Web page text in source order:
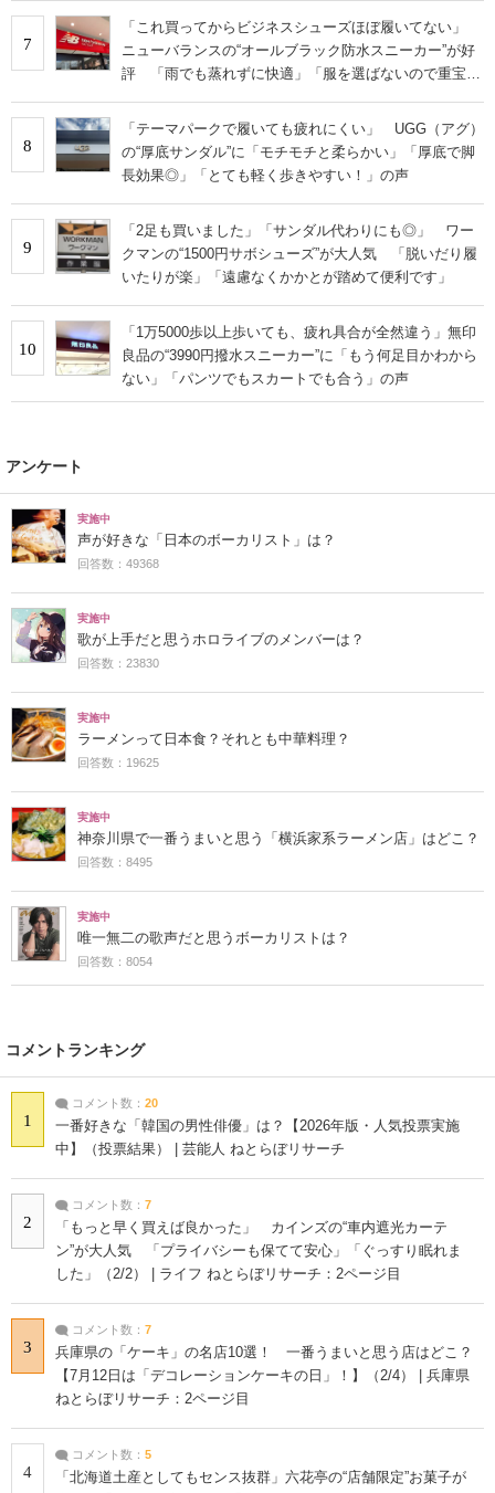
7
「これ買ってからビジネスシューズほぼ履いてない」
ニューバランスの“オールブラック防水スニーカー”が好
評 「雨でも蒸れずに快適」「服を選ばないので重宝」
8
「テーマパークで履いても疲れにくい」 UGG（アグ）
の“厚底サンダル”に「モチモチと柔らかい」「厚底で脚
長効果◎」「とても軽く歩きやすい！」の声
9
「2足も買いました」「サンダル代わりにも◎」 ワー
クマンの“1500円サボシューズ”が大人気 「脱いだり履
いたりが楽」「遠慮なくかかとが踏めて便利です」
10
「1万5000歩以上歩いても、疲れ具合が全然違う」無印
良品の“3990円撥水スニーカー”に「もう何足目かわから
ない」「パンツでもスカートでも合う」の声
アンケート
実施中
声が好きな「日本のボーカリスト」は？
回答数：49368
実施中
歌が上手だと思うホロライブのメンバーは？
回答数：23830
実施中
ラーメンって日本食？それとも中華料理？
回答数：19625
実施中
神奈川県で一番うまいと思う「横浜家系ラーメン店」はどこ？
回答数：8495
実施中
唯一無二の歌声だと思うボーカリストは？
回答数：8054
コメントランキング
1
コメント数： 20
一番好きな「韓国の男性俳優」は？【2026年版・人気投票実施
中】（投票結果） | 芸能人 ねとらぼリサーチ
2
コメント数： 7
「もっと早く買えば良かった」 カインズの“車内遮光カーテ
ン”が大人気 「プライバシーも保てて安心」「ぐっすり眠れま
した」（2/2） | ライフ ねとらぼリサーチ：2ページ目
3
コメント数： 7
兵庫県の「ケーキ」の名店10選！ 一番うまいと思う店はどこ？
【7月12日は「デコレーションケーキの日」！】（2/4） | 兵庫県
ねとらぼリサーチ：2ページ目
4
コメント数： 5
「北海道土産としてもセンス抜群」六花亭の“店舗限定”お菓子が